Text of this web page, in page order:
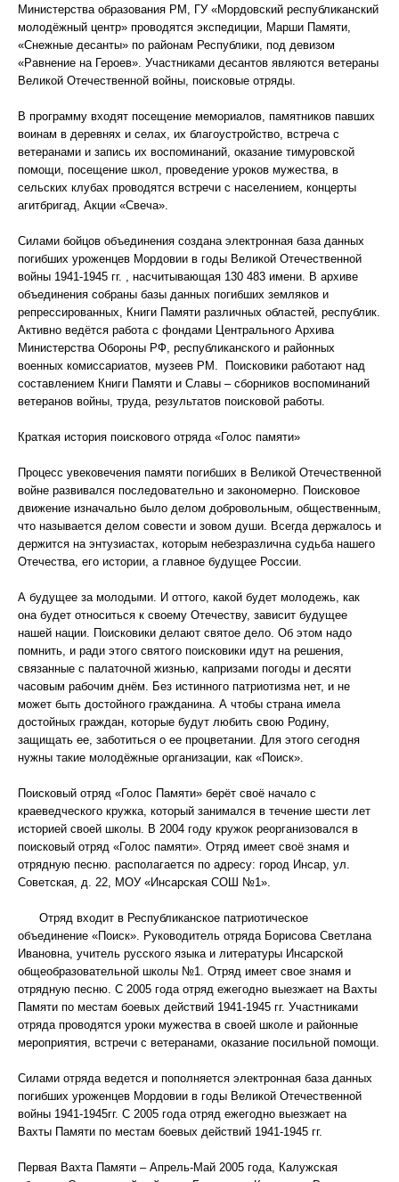
Министерства образования РМ, ГУ «Мордовский республиканский
молодёжный центр» проводятся экспедиции, Марши Памяти,
«Снежные десанты» по районам Республики, под девизом
«Равнение на Героев». Участниками десантов являются ветераны
Великой Отечественной войны, поисковые отряды.
В программу входят посещение мемориалов, памятников павших
воинам в деревнях и селах, их благоустройство, встреча с
ветеранами и запись их воспоминаний, оказание тимуровской
помощи, посещение школ, проведение уроков мужества, в
сельских клубах проводятся встречи с населением, концерты
агитбригад, Акции «Свеча».
Силами бойцов объединения создана электронная база данных
погибших уроженцев Мордовии в годы Великой Отечественной
войны 1941-1945 гг. , насчитывающая 130 483 имени. В архиве
объединения собраны базы данных погибших земляков и
репрессированных, Книги Памяти различных областей, республик.
Активно ведётся работа с фондами Центрального Архива
Министерства Обороны РФ, республиканского и районных
военных комиссариатов, музеев РМ. Поисковики работают над
составлением Книги Памяти и Славы – сборников воспоминаний
ветеранов войны, труда, результатов поисковой работы.
Краткая история поискового отряда «Голос памяти»
Процесс увековечения памяти погибших в Великой Отечественной
войне развивался последовательно и закономерно. Поисковое
движение изначально было делом добровольным, общественным,
что называется делом совести и зовом души. Всегда держалось и
держится на энтузиастах, которым небезразлична судьба нашего
Отечества, его истории, а главное будущее России.
А будущее за молодыми. И оттого, какой будет молодежь, как
она будет относиться к своему Отечеству, зависит будущее
нашей нации. Поисковики делают святое дело. Об этом надо
помнить, и ради этого святого поисковики идут на решения,
связанные с палаточной жизнью, капризами погоды и десяти
часовым рабочим днём. Без истинного патриотизма нет, и не
может быть достойного гражданина. А чтобы страна имела
достойных граждан, которые будут любить свою Родину,
защищать ее, заботиться о ее процветании. Для этого сегодня
нужны такие молодёжные организации, как «Поиск».
Поисковый отряд «Голос Памяти» берёт своё начало с
краеведческого кружка, который занимался в течение шести лет
историей своей школы. В 2004 году кружок реорганизовался в
поисковый отряд «Голос памяти». Отряд имеет своё знамя и
отрядную песню. располагается по адресу: город Инсар, ул.
Советская, д. 22, МОУ «Инсарская СОШ №1».
Отряд входит в Республиканское патриотическое
объединение «Поиск». Руководитель отряда Борисова Светлана
Ивановна, учитель русского языка и литературы Инсарской
общеобразовательной школы №1. Отряд имеет свое знамя и
отрядную песню. С 2005 года отряд ежегодно выезжает на Вахты
Памяти по местам боевых действий 1941-1945 гг. Участниками
отряда проводятся уроки мужества в своей школе и районные
мероприятия, встречи с ветеранами, оказание посильной помощи.
Силами отряда ведется и пополняется электронная база данных
погибших уроженцев Мордовии в годы Великой Отечественной
войны 1941-1945гг. С 2005 года отряд ежегодно выезжает на
Вахты Памяти по местам боевых действий 1941-1945 гг.
Первая Вахта Памяти – Апрель-Май 2005 года, Калужская